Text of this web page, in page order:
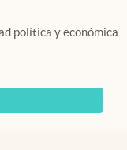
política y económica